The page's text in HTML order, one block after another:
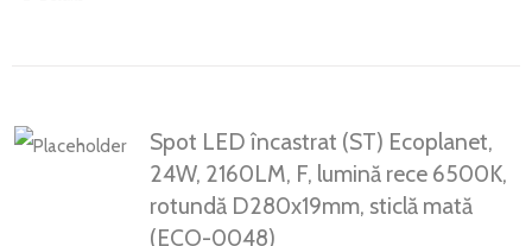
Spot LED încastrat (ST) Ecoplanet,
24W, 2160LM, F, lumină rece 6500K,
rotundă D280x19mm, sticlă mată
(ECO-0048)